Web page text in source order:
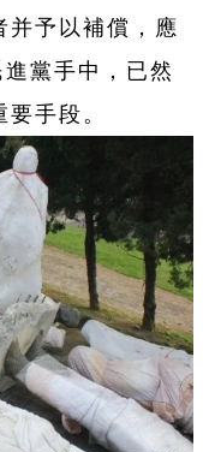
并予以補償，應
黨手中，已然
手段。